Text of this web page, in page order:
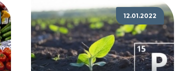
12.01.2022